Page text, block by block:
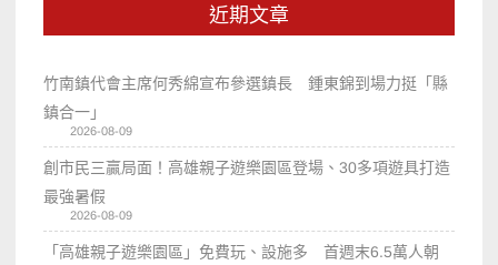
近期文章
竹南鎮代會主席何秀綿宣布參選鎮長 鍾東錦到場力挺「縣
鎮合一」
2026-08-09
創市民三贏局面！高雄親子遊樂園區登場、30多項遊具打造
最強暑假
2026-08-09
「高雄親子遊樂園區」免費玩、設施多 首週末6.5萬人朝